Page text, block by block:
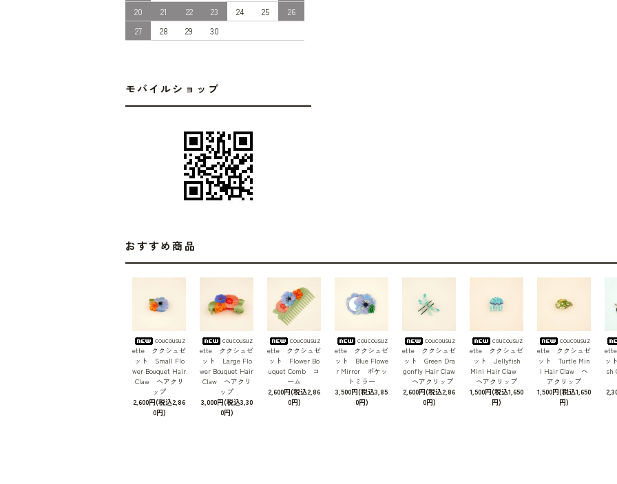
20
21 22 23 24 25
26
27
28 29 30
モバイルショップ
おすすめ商品
coucousuz
ette ククシュゼ
ット Small Flo
wer Bouquet Hair
Claw ヘアクリ
ップ
2,600円(税込2,86
0円)
coucousuz
ette ククシュゼ
ット Large Flo
wer Bouquet Hair
Claw ヘアクリ
ップ
3,000円(税込3,30
0円)
coucousuz
ette ククシュゼ
ット Flower Bo
uquet Comb コ
ーム
2,600円(税込2,86
0円)
coucousuz
ette ククシュゼ
ット Blue Flowe
r Mirror ポケッ
トミラー
3,500円(税込3,85
0円)
coucousuz
ette ククシュゼ
ット Green Dra
gonfly Hair Claw
ヘアクリップ
2,600円(税込2,86
0円)
coucousuz
ette ククシュゼ
ット Jellyfish
Mini Hair Claw
ヘアクリップ
1,500円(税込1,650
円)
coucousuz
ette ククシュゼ
ット Turtle Min
i Hair Claw ヘ
アクリップ
1,500円(税込1,650
円)
ッ
sh